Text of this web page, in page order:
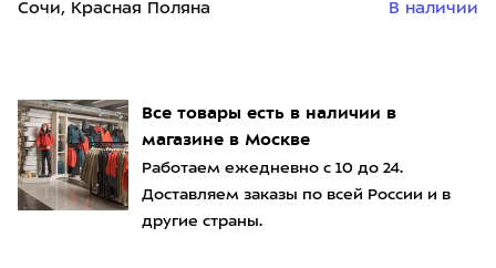
Все товары есть в наличии в
магазине в Москве
Работаем ежедневно с 10 до 24.
Доставляем заказы по всей России и в
другие страны.
Сочи, Красная Поляна
В наличии